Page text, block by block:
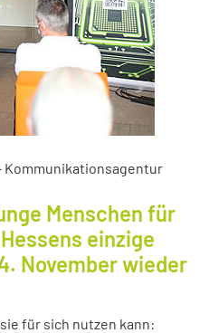
Kommunikationsagentur
Menschen für
einzige
November wieder
für sich nutzen kann: